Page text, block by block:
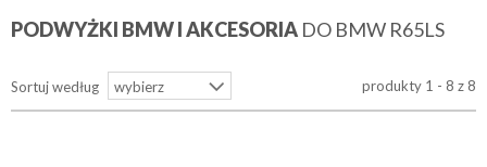
Hasło:
PODWYŻKI BMW I AKCESORIA DO BMW R65LS
Sortuj według produkty 1 - 8 z 8